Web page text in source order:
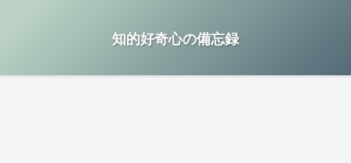
知的好奇心の備忘録